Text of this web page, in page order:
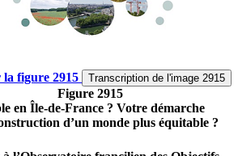
la figure 2915 Transcription de l'image 2915
Figure 2915
en Île-de-France ? Votre démarche
d’un monde plus équitable ?